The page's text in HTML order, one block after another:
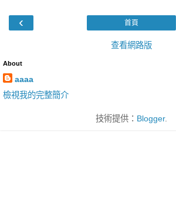
‹ 首頁
查看網路版
About
aaaa
檢視我的完整簡介
技術提供： Blogger.